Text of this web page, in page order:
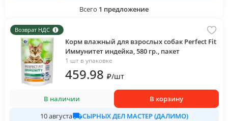
Всего 1 предложение
Возврат НДС
Корм влажный для взрослых собак Perfect Fit
Иммунитет индейка, 580 гр., пакет
1 шт в упаковке
459.98 ₽/шт
В наличии
В корзину
10 августа
СЫРНЫХ ДЕЛ МАСТЕР (ДАЛИМО)